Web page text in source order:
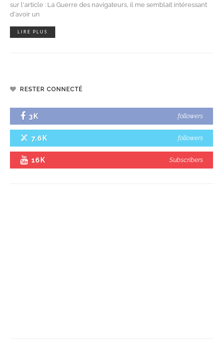
sur l'article : La Guerre des navigateurs, il me semblait intéressant
d'avoir un
LIRE PLUS
RESTER CONNECTÉ
3K followers
7.6K followers
16K Subscribers